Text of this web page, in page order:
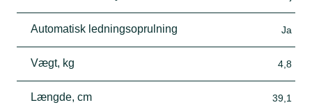
Automatisk ledningsoprulning Ja
Vægt, kg 4,8
Længde, cm 39,1